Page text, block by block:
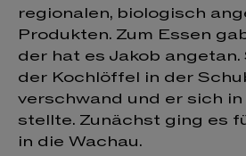
regionalen, biologisch
Produkten. Zum Essen
der hat es Jakob angetan.
der Kochlöffel in der
verschwand und er sich
stellte. Zunächst ging es
in die Wachau.